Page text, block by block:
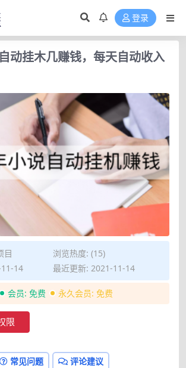
登录
动挂木几赚钱，每天自动收入
目
浏览热度: (15)
14
最近更新: 2021-11-14
会员: 免费 永久会员: 免费
限
常见问题 评论建议